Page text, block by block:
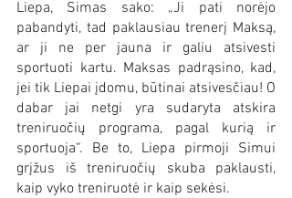
Liepa, Simas sako: „Ji pati norėjo
pabandyti, tad paklausiau trenerį Maksą,
ar ji ne per jauna ir galiu atsivesti
sportuoti kartu. Maksas padrąsino, kad,
jei tik Liepai įdomu, būtinai atsivesčiau! O
dabar jai netgi yra sudaryta atskira
treniruočių programa, pagal kurią ir
sportuoja“. Be to, Liepa pirmoji Simui
grįžus iš treniruočių skuba paklausti,
kaip vyko treniruotė ir kaip sekėsi.